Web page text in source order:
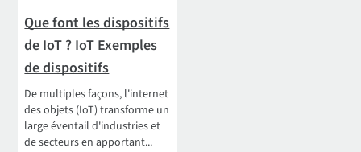
Que font les dispositifs
de IoT ? IoT Exemples
de dispositifs
De multiples façons, l'internet
des objets (IoT) transforme un
large éventail d'industries et
de secteurs en apportant...